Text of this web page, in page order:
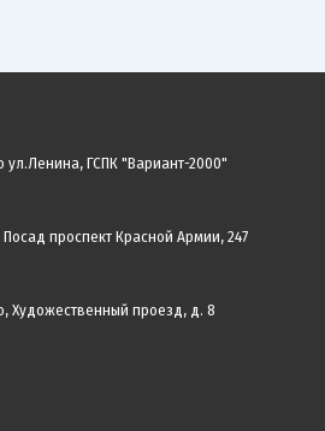
ул.Ленина, ГСПК "Вариант-2000"
проспект Красной Армии, 247
Художественный проезд, д. 8